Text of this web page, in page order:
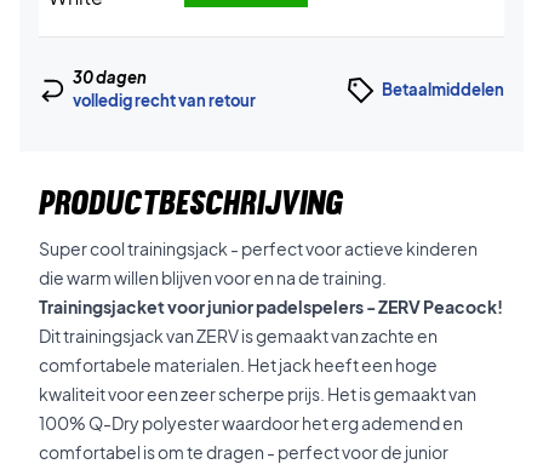
30 dagen
volledig recht van retour
Betaalmiddelen
PRODUCTBESCHRIJVING
Super cool trainingsjack - perfect voor actieve kinderen
die warm willen blijven voor en na de training.
Trainingsjacket voor junior padelspelers - ZERV Peacock!
Dit trainingsjack van ZERV is gemaakt van zachte en
comfortabele materialen. Het jack heeft een hoge
kwaliteit voor een zeer scherpe prijs. Het is gemaakt van
100% Q-Dry polyester waardoor het erg ademend en
comfortabel is om te dragen - perfect voor de junior